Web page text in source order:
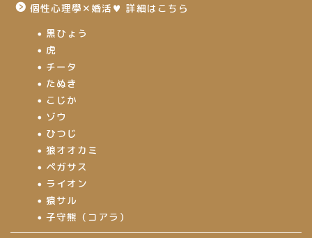
個性心理學✕婚活♥ 詳細はこちら
黒ひょう
虎
チータ
たぬき
こじか
ゾウ
ひつじ
狼オオカミ
ペガサス
ライオン
猿サル
子守熊（コアラ）